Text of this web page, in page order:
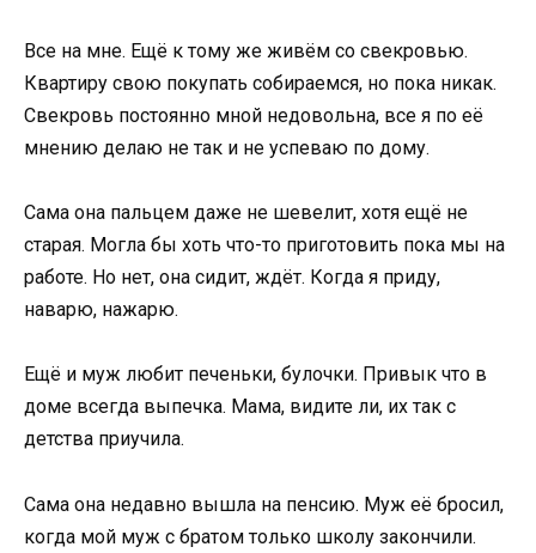
Все на мне. Ещё к тому же живём со свекровью.
Квартиру свою покупать собираемся, но пока никак.
Свекровь постоянно мной недовольна, все я по её
мнению делаю не так и не успеваю по дому.
Сама она пальцем даже не шевелит, хотя ещё не
старая. Могла бы хоть что-то приготовить пока мы на
работе. Но нет, она сидит, ждёт. Когда я приду,
наварю, нажарю.
Ещё и муж любит печеньки, булочки. Привык что в
доме всегда выпечка. Мама, видите ли, их так с
детства приучила.
Сама она недавно вышла на пенсию. Муж её бросил,
когда мой муж с братом только школу закончили.